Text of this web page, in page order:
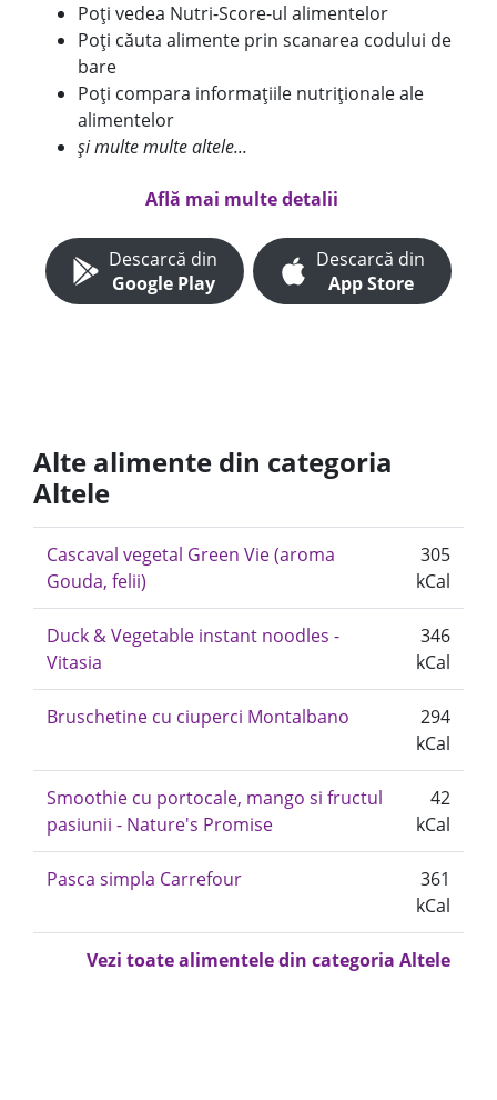
Poți vedea Nutri-Score-ul alimentelor
Poți căuta alimente prin scanarea codului de
bare
Poți compara informațiile nutriționale ale
alimentelor
și multe multe altele...
Află mai multe detalii
Descarcă din
Google Play
Descarcă din
App Store
Alte alimente din categoria
Altele
Cascaval vegetal Green Vie (aroma
Gouda, felii)
305
kCal
Duck & Vegetable instant noodles -
Vitasia
346
kCal
Bruschetine cu ciuperci Montalbano
294
kCal
Smoothie cu portocale, mango si fructul
pasiunii - Nature's Promise
42
kCal
Pasca simpla Carrefour
361
kCal
Vezi toate alimentele din categoria Altele